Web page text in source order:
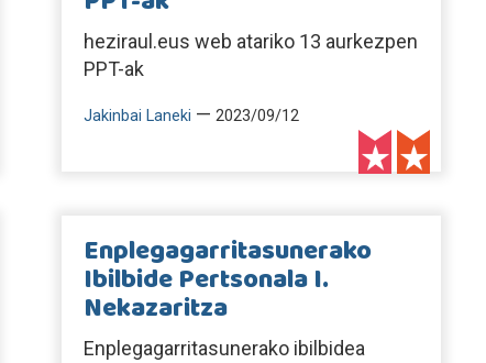
heziraul.eus web atariko 13 aurkezpen
PPT-ak
Jakinbai Laneki — 2023/09/12
Enplegagarritasunerako
Ibilbide Pertsonala I.
Nekazaritza
Enplegagarritasunerako ibilbidea